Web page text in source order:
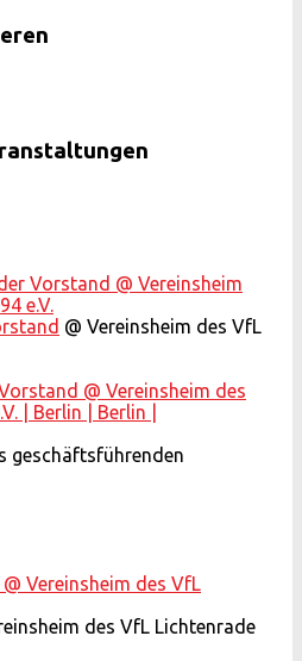
Vorstand @ Vereinsheim
e.V.
@ Vereinsheim des VfL
geschäftsführenden
@ Vereinsheim des VfL
des VfL Lichtenrade